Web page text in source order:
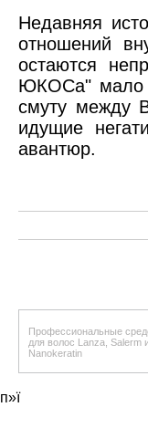
Недавняя
отношений
остаются
ЮКОСа" мало
смуту между
идущие
авантюр.
Профессиональные
для волос Lanza, Salerm
Nanokeratin
п»ї